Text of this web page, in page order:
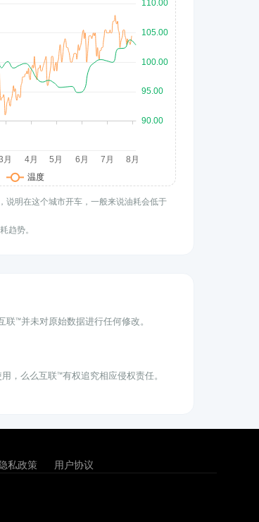
说明在这个城市开车，一般来说油耗会低于
趋势。
™并未对原始数据进行任何修改。
，么么互联™有权追究相应侵权责任。
私政策 用户协议